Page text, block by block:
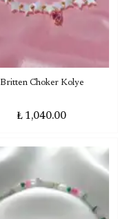
Britten Choker Kolye
₺ 1,040.00